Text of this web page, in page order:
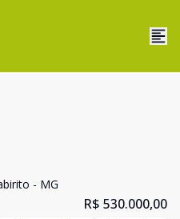
- MG
R$ 530.000,00